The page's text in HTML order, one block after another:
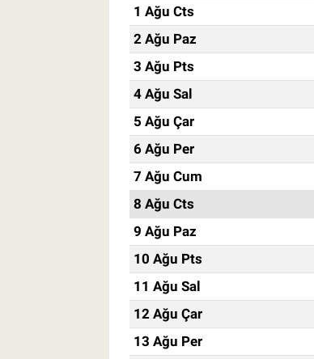
1 Ağu Cts
2 Ağu Paz
3 Ağu Pts
4 Ağu Sal
5 Ağu Çar
6 Ağu Per
7 Ağu Cum
8 Ağu Cts
9 Ağu Paz
10 Ağu Pts
11 Ağu Sal
12 Ağu Çar
13 Ağu Per